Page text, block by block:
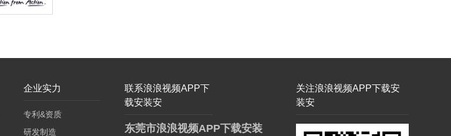
企业实力
专利&资质
研发制造
联系浪浪视频APP下
载安装安
东莞市浪浪视频APP下载安装
关注浪浪视频APP下载安
装安